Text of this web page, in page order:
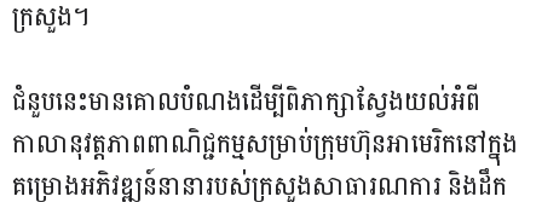
ក្រសួង។
ជំនួបនេះមានគោលបំណងដើម្បីពិភាក្សាស្វែងយល់អំពី
កាលានុវត្តភាពពាណិជ្ជកម្មសម្រាប់ក្រុមហ៊ុនអាមេរិកនៅក្នុង
គម្រោងអភិវឌ្ឍន៍នានារបស់ក្រសួងសាធារណការ និងដឹក